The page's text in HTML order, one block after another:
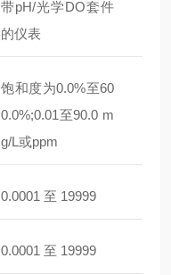
带pH/光学DO套件
的仪表
饱和度为0.0%至60
0.0%;0.01至90.0 m
g/L或ppm
0.0001 至 19999
0.0001 至 19999